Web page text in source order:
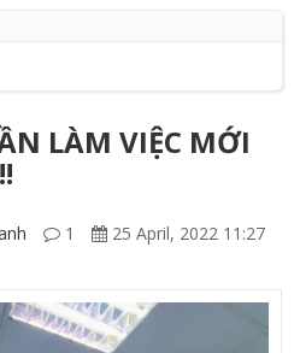
LÀM VIỆC MỚI
1
25 April, 2022 11:27